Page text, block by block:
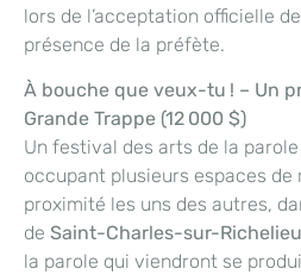
lors de l’acceptation officielle
présence de la préfète.
À bouche que veux-tu ! – Un
Grande Trappe (12 000 $)
Un festival des arts de la
occupant plusieurs espaces de
proximité les uns des autres,
de Saint-Charles-sur-Richelieu
la parole qui viendront se